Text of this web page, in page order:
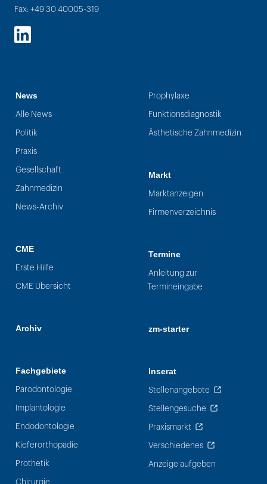
Fax: +49 30 40005-319
LinkedIn
News
Alle News
Politik
Praxis
Gesellschaft
Zahnmedizin
News-Archiv
CME
Erste Hilfe
CME Übersicht
Archiv
Fachgebiete
Parodontologie
Implantologie
Endodontologie
Kieferorthopädie
Prothetik
Chirurgie
Prophylaxe
Funktionsdiagnostik
Ästhetische Zahnmedizin
Markt
Marktanzeigen
Firmenverzeichnis
Termine
Anleitung zur
Termineingabe
zm-starter
Inserat
Stellenangebote
Stellengesuche
Praxismarkt
Verschiedenes
Anzeige aufgeben